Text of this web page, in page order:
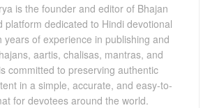
is the founder and editor of Bhajan
platform dedicated to Hindi devotional
years of experience in publishing and
aartis, chalisas, mantras, and
committed to preserving authentic
in a simple, accurate, and easy-to-
for devotees around the world.